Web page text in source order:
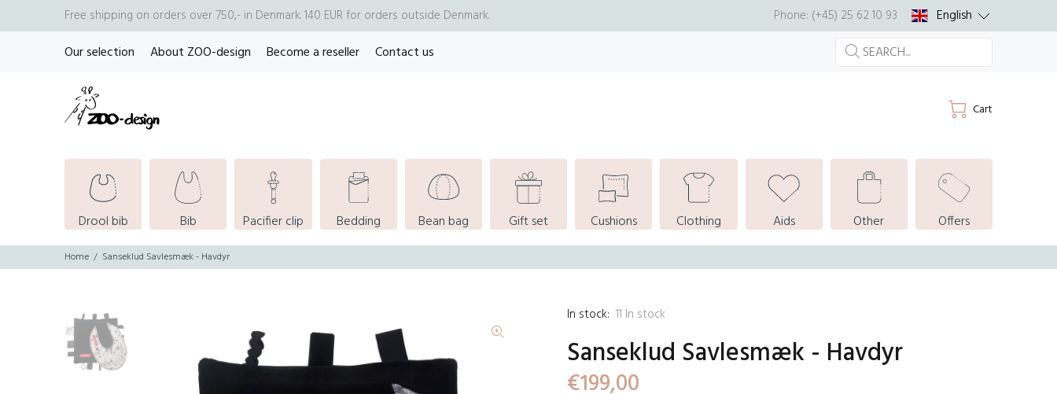
Free shipping on orders over 750,- in Denmark. 140 EUR for orders outside Denmark. Phone: (+45) 25 62 10 93
English
Our selection
About ZOO-design Become a reseller Contact us
Cart
Drool bib Bib Pacifier clip Bedding Bean bag Gift set Cushions Clothing Aids Other Offers
Home Sanseklud Savlesmæk - Havdyr
In stock: 11 In stock
Sanseklud Savlesmæk - Havdyr
€199,00